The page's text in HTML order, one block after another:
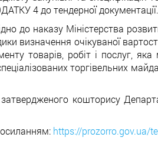
4 до тендерної документації.
до наказу Міністерства
визначення очікуваної
товарів, робіт і послуг,
торгівельних
кошторису
https://prozorro.gov.ua/